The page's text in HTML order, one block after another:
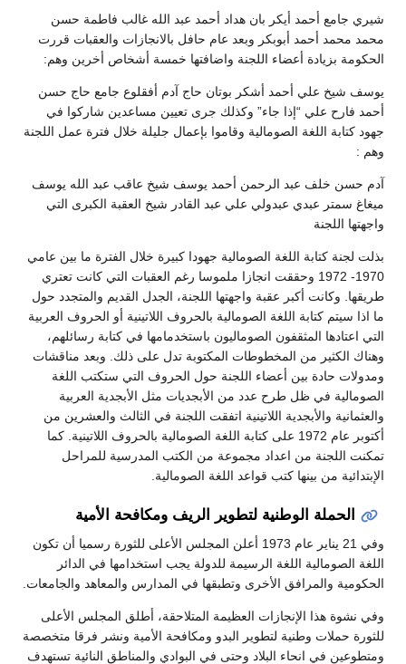
شيري جامع أحمد أيكر بان هداد أحمد عبد الله غالب فاطمة حسن
محمد محمد أحمد أبوبكر وبعد عام حافل بالانجازات والعقبات قررت
الحكومة بزيادة أعضاء اللجنة واضافتها خمسة أشخاص أخرين وهم:
يوسف شيخ علي أحمد أشكر بوتان حاج آدم أفقلوع جامع حاج حسن
أحمد فارح علي “إذا جاء” وكذلك جرى تعيين مساعدين شاركوا في
جهود كتابة اللغة الصومالية وقاموا بإعمال جليلة خلال فترة عمل اللجنة
وهم :
آدم حسن خلف عبد الرحمن أحمد يوسف شيخ عاقب عبد الله يوسف
ميغاغ سمتر عبدي عبدولي علي عبد القادر شيخ العقبة الكبرى التي
واجهتها اللجنة
بذلت لجنة كتابة اللغة الصومالية جهودا كبيرة خلال الفترة ما بين عامي
1970- 1972 وحققت انجازا ملموسا رغم العقبات التي كانت تعتري
طريقها. وكانت أكبر عقبة واجهتها اللجنة، الجدل القديم والمتجدد حول
ما اذا سيتم كتابة اللغة الصومالية بالحروف اللاتينية أو الحروف العربية
التي اعتادها المثقفون الصوماليون باستخدمامها في كتابة رسائلهم،
وهناك الكثير من المخطوطات المكتوبة تدل على ذلك. وبعد مناقشات
ومدولات حادة بين أعضاء اللجنة حول الحروف التي ستكتب اللغة
الصومالية في ظل طرح عدد من الأبجديات مثل الأبجدية العربية
والعثمانية والأبجدية اللاتينية اتفقت اللجنة في الثالث والعشرين من
أكتوبر عام 1972 على كتابة اللغة الصومالية بالحروف اللاتينية. كما
تمكنت اللجنة من اعداد مجموعة من الكتب المدرسية للمراحل
الإبتدائية من بينها كتب قواعد اللغة الصومالية.
الحملة الوطنية لتطوير الريف ومكافحة الأمية
وفي 21 يناير عام 1973 أعلن المجلس الأعلى للثورة رسميا أن تكون
اللغة الصومالية اللغة الرسيمة للدولة يجب استخدامها في الدائر
الحكومية والمرافق الأخرى وتطبقها في المدارس والمعاهد والجامعات.
وفي نشوة هذا الإنجازات العظيمة المتلاحقة، أطلق المجلس الأعلى
للثورة حملات وطنية لتطوير البدو ومكافحة الأمية ونشر فرقا متخصصة
ومتطوعين في انحاء البلاد وحتى في البوادي والمناطق النائية تستهدف